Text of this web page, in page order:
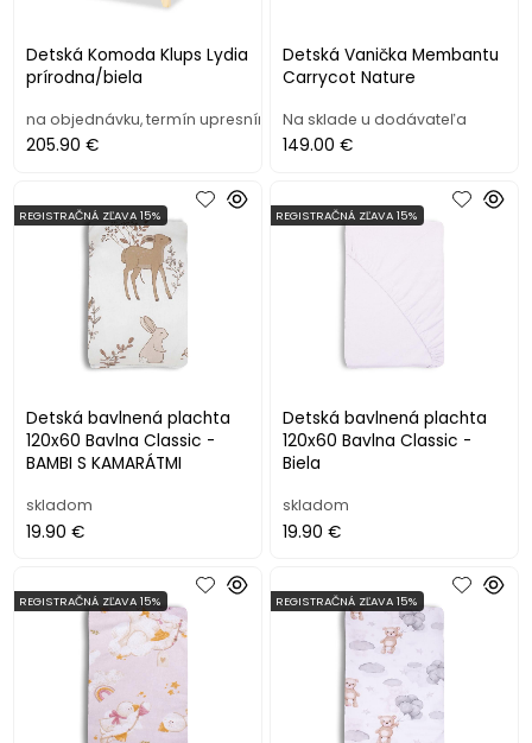
Detská Komoda Klups Lydia
prírodna/biela
na objednávku, termín upresním
205.90 €
Detská Vanička Membantu
Carrycot Nature
Na sklade u dodávateľa
149.00 €
Detská bavlnená plachta
120x60 Bavlna Classic -
BAMBI S KAMARÁTMI
REGISTRAČNÁ ZĽAVA 15%
skladom
19.90 €
Detská bavlnená plachta
120x60 Bavlna Classic -
Biela
REGISTRAČNÁ ZĽAVA 15%
skladom
19.90 €
REGISTRAČNÁ ZĽAVA 15% REGISTRAČNÁ ZĽAVA 15%